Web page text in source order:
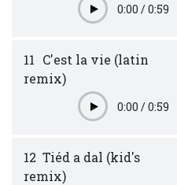
Play0:00 /0:59
11
C'est la vie (latin
remix)
Play0:00 /0:59
12 Tiéd a dal (kid's
remix)